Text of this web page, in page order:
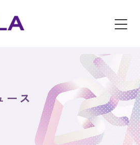
ース